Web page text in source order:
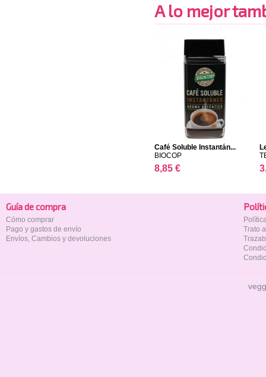
A lo mejor
Café Soluble Instantán...
BIOCOP
8,85 €
Guía de compra
Cómo comprar
Pago y gastos de envío
Envíos, Cambios y devoluciones
Trato